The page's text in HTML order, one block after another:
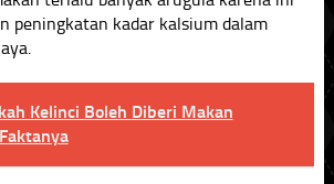
peningkatan kadar kalsium dalam
Kelinci Boleh Diberi Makan